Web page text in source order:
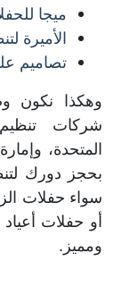
ميجا
الأميرة
تصاميم
وهكذا نكون
شركات
المتحدة،
بحجز دورك
سواء حفلات
أو حفلات
ومميز .